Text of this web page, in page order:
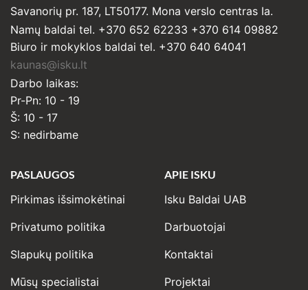
Savanorių pr. 187, LT50177. Mona verslo centras Ia.
Namų baldai tel. +370 652 62233 +370 614 09882
Biuro ir mokyklos baldai tel. +370 640 64041
kaunas@isku.lt
Darbo laikas:
Pr-Pn: 10 - 19
Š: 10 - 17
S: nedirbame
PASLAUGOS
Pirkimas išsimokėtinai
Privatumo politika
Slapukų politika
Mūsų specialistai
APIE ISKU
Isku Baldai UAB
Darbuotojai
Kontaktai
Projektai